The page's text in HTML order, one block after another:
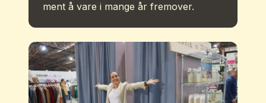
ment å vare i mange år fremover.